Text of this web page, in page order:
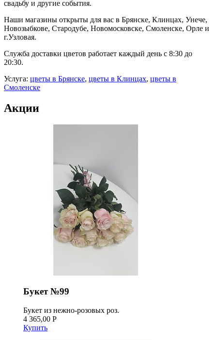
свадьбу и другие события.
Наши магазины открыты для вас в Брянске, Клинцах, Унече,
Новозыбкове, Стародубе, Новомосковске, Смоленске, Орле и
г.Узловая.
Служба доставки цветов работает каждый день с 8:30 до
20:30.
Услуга: цветы в Брянске, цветы в Клинцах, цветы в
Смоленске
Акции
Букет №99
Букет из нежно-розовых роз.
4 365,00 Р
Купить